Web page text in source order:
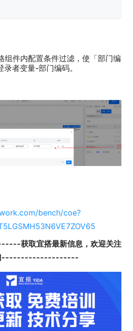
组件内配置条件过滤，使「部门编
者变量-部门编码。
bench/coe?
获取宜搭最新信息，欢迎关注
--------------------